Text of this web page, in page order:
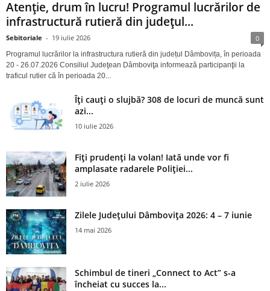
Atenție, drum în lucru! Programul lucrărilor de
infrastructură rutieră din județul...
Sebitoriale - 19 iulie 2026 0
Programul lucrărilor la infrastructura rutieră din județul Dâmbovița, în perioada
20 - 26.07.2026 Consiliul Judeţean Dâmboviţa informează participanţii la
traficul rutier că în perioada 20...
Îți cauți o slujbă? 308 de locuri de muncă sunt
azi...
10 iulie 2026
Fiți prudenți la volan! Iată unde vor fi
amplasate radarele Poliției...
2 iulie 2026
Zilele Județului Dâmbovița 2026: 4 – 7 iunie
14 mai 2026
Schimbul de tineri „Connect to Act” s-a
încheiat cu succes la...